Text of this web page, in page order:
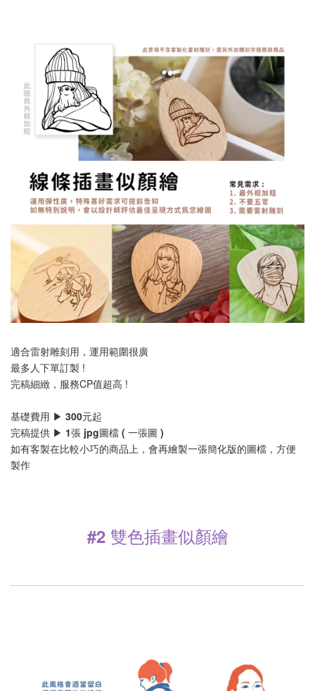
適合雷射雕刻用，運用範圍很廣
最多人下單訂製 !
完稿細緻，服務CP值超高 !
基礎費用 ▶ 300元起
完稿提供 ▶ 1張 jpg圖檔 ( 一張圖 )
如有客製在比較小巧的商品上，會再繪製一張簡化版的圖檔，方便
製作
#2 雙色插畫似顏繪